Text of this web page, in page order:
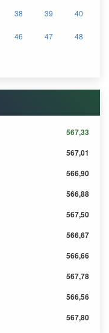
38 39 40
46 47 48
567,33
567,01
566,90
566,88
567,50
566,67
566,66
567,78
566,56
567,80